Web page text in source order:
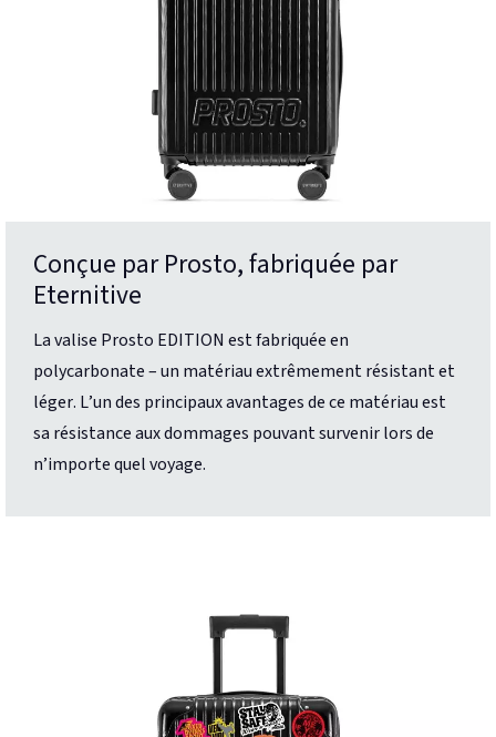
Conçue par Prosto, fabriquée par
Eternitive
La valise Prosto EDITION est fabriquée en
polycarbonate – un matériau extrêmement résistant et
léger. L’un des principaux avantages de ce matériau est
sa résistance aux dommages pouvant survenir lors de
n’importe quel voyage.